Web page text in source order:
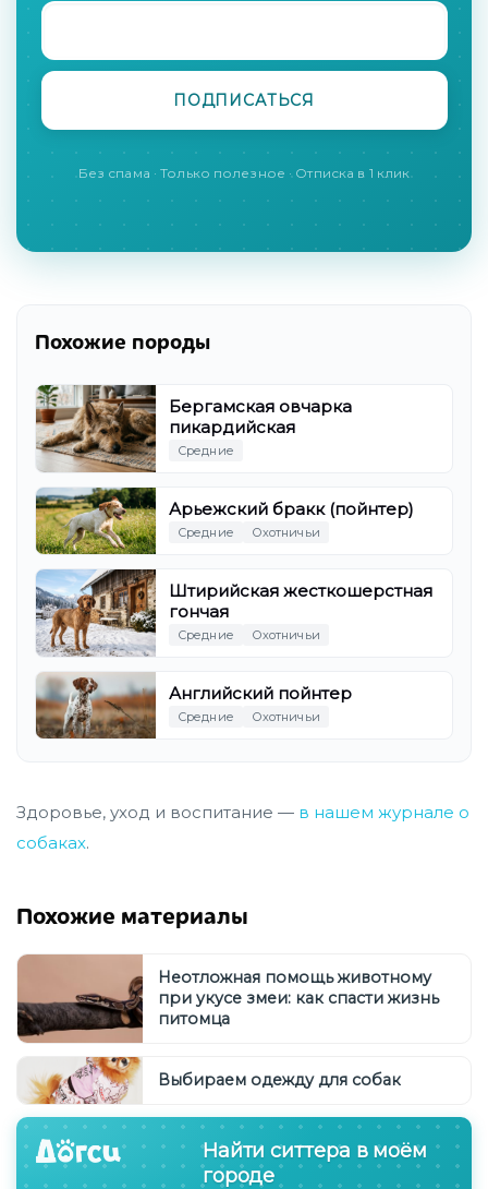
Без спама · Только полезное · Отписка в 1 клик
Похожие породы
Бергамская овчарка
пикардийская
Средние
Арьежский бракк (пойнтер)
Средние Охотничьи
Штирийская жесткошерстная
гончая
Средние Охотничьи
Английский пойнтер
Средние Охотничьи
Здоровье, уход и воспитание — в нашем журнале о
собаках.
Похожие материалы
Неотложная помощь животному
при укусе змеи: как спасти жизнь
питомца
Выбираем одежду для собак
Найти ситтера в моём
городе